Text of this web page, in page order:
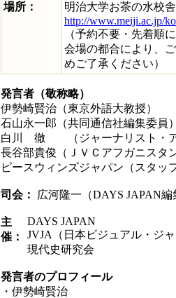
場所：
明治大学お茶の水校
http://www.meiji.ac.jp/
（予約不要・先着順
会場の都合により、
めご了承ください）
発言者（敬称略）
伊勢崎賢治（東京外語大教授）
石山永一郎（共同通信社編集委員）
白川 徹 （ジャーナリスト・ア
長谷部貴俊（ＪＶＣアフガニスタ
ピースウィンズジャパン（スタッ
司会： 広河隆一（DAYS JAPAN
主
催：
DAYS JAPAN
JVJA（日本ビジュアル・ジャ
現代史研究会
発言者のプロフィール
・伊勢崎賢治